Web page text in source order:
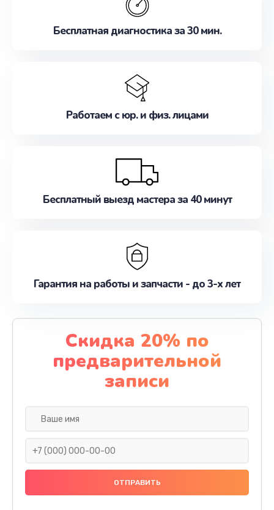
Бесплатная диагностика за 30 мин.
Работаем с юр. и физ. лицами
Бесплатный выезд мастера за 40 минут
Гарантия на работы и запчасти - до 3-х лет
Скидка 20% по
предварительной
записи